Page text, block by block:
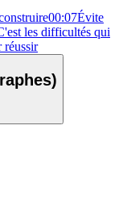
00:07Évite
les difficultés qui
réussir